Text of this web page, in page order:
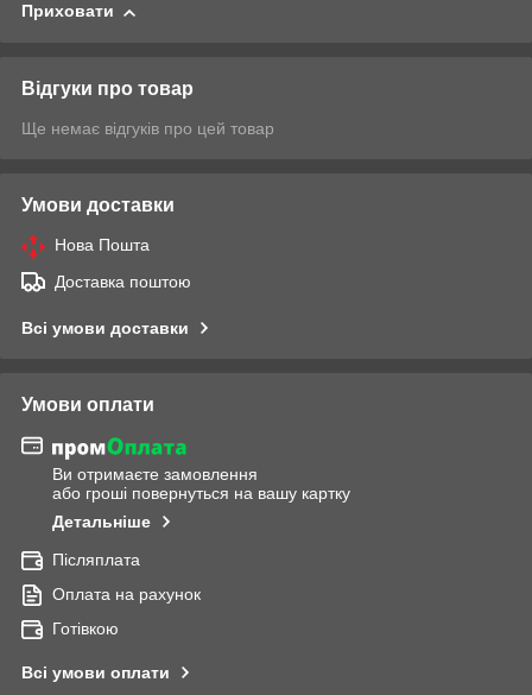
Приховати
Відгуки про товар
Ще немає відгуків про цей товар
Умови доставки
Нова Пошта
Доставка поштою
Всі умови доставки
Умови оплати
Ви отримаєте замовлення
або гроші повернуться на вашу картку
Детальніше
Післяплата
Оплата на рахунок
Готівкою
Всі умови оплати